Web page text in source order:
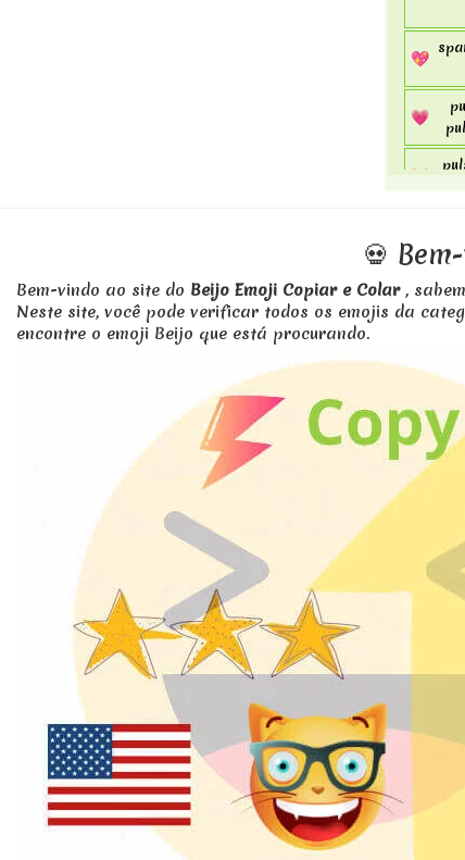
💖
💗
💓
💕
💌
💔
💛
🖤
💍
💀
Bem-vindo ao site do Beijo Emoji Copiar e Colar ,
Neste site, você pode verificar todos os emojis da
encontre o emoji Beijo que está procurando.